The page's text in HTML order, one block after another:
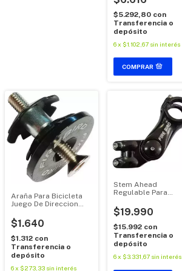
$5.292,80 con
Transferencia o
depósito
6x $1.102,67 sin interés
Araña Para Bicicleta
Juego De Direccion
$1.640
$1.312 con
Transferencia o
depósito
6x $273,33 sin interés
Stem Ahead
Regulable Para
Forma 31.8
$19.990
$15.992 con
Transferencia o
depósito
6x $3.331,67 sin interés